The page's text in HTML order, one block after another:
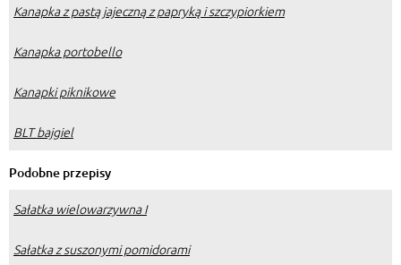
Kanapka z pastą jajeczną z papryką i szczypiorkiem
Kanapka portobello
Kanapki piknikowe
BLT bajgiel
Podobne przepisy
Sałatka wielowarzywna I
Sałatka z suszonymi pomidorami